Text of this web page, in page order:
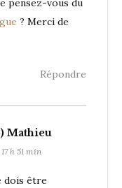
pensez-vous du
? Merci de
Répondre
Mathieu
h 51 min
dois être